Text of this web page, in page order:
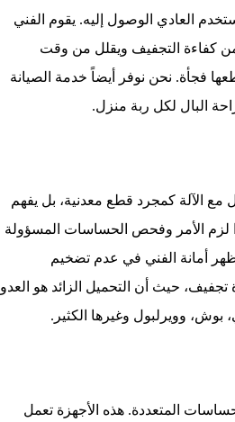
العادي الوصول إليه. يقوم الفني
من كفاءة التجفيف ويقلل من وقت
فجأة. نحن نوفر أيضاً خدمة الصيانة
البال لكل ربة منزل.
مع الآلة كمجرد قطع معدنية، بل يفهم
لزم الأمر وفحص الحساسات المسؤولة
أمانة الفني في عدم تضخيم
حيث أن التحميل الزائد هو العدو
بوش، وويرلبول وغيرها الكثير.
المتعددة. هذه الأجهزة تعمل